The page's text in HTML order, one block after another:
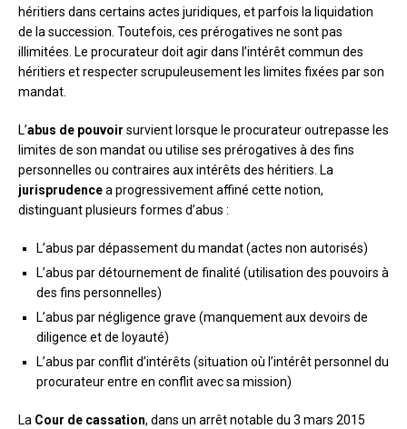
héritiers dans certains actes juridiques, et parfois la liquidation
de la succession. Toutefois, ces prérogatives ne sont pas
illimitées. Le procurateur doit agir dans l’intérêt commun des
héritiers et respecter scrupuleusement les limites fixées par son
mandat.
L’abus de pouvoir survient lorsque le procurateur outrepasse les
limites de son mandat ou utilise ses prérogatives à des fins
personnelles ou contraires aux intérêts des héritiers. La
jurisprudencea progressivement affiné cette notion,
distinguant plusieurs formes d’abus :
L’abus par dépassement du mandat (actes non autorisés)
L’abus par détournement de finalité (utilisation des pouvoirs à
des fins personnelles)
L’abus par négligence grave (manquement aux devoirs de
diligence et de loyauté)
L’abus par conflit d’intérêts (situation où l’intérêt personnel du
procurateur entre en conflit avec sa mission)
La Cour de cassation, dans un arrêt notable du 3 mars 2015